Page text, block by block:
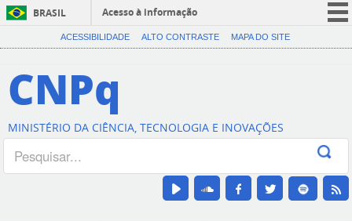
BRASIL
Acesso à informação
CORONAVÍRUS (COVID-19)
Canais
ACESSIBILIDADE ALTO CONTRASTE MAPA DO SITE
CNPq
MINISTÉRIO DA CIÊNCIA, TECNOLOGIA E INOVAÇÕES